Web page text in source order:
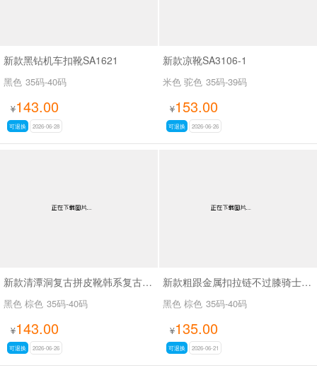
新款黑钻机车扣靴SA1621
黑色 35码-40码
¥143.00
可退换 2026-06-28
新款凉靴SA3106-1
米色 驼色 35码-39码
¥153.00
可退换 2026-06-26
新款清潭洞复古拼皮靴韩系复古拼接骑士靴SA8033
黑色 棕色 35码-40码
¥143.00
可退换 2026-06-26
新款粗跟金属扣拉链不过膝骑士靴复古拼色西部牛仔靴SA709
黑色 棕色 35码-40码
¥135.00
可退换 2026-06-21